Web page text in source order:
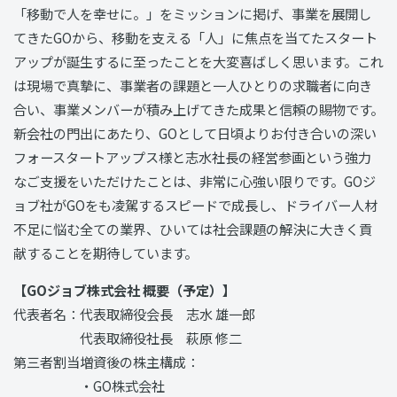
「移動で人を幸せに。」をミッションに掲げ、事業を展開し
てきたGOから、移動を支える「人」に焦点を当てたスタート
アップが誕生するに至ったことを大変喜ばしく思います。これ
は現場で真摯に、事業者の課題と一人ひとりの求職者に向き
合い、事業メンバーが積み上げてきた成果と信頼の賜物です。
新会社の門出にあたり、GOとして日頃よりお付き合いの深い
フォースタートアップス様と志水社長の経営参画という強力
なご支援をいただけたことは、非常に心強い限りです。GOジ
ョブ社がGOをも凌駕するスピードで成長し、ドライバー人材
不足に悩む全ての業界、ひいては社会課題の解決に大きく貢
献することを期待しています。
【GOジョブ株式会社 概要（予定）】
代表者名：代表取締役会長 志水 雄一郎
代表取締役社長 萩原 修二
第三者割当増資後の株主構成：
・GO株式会社